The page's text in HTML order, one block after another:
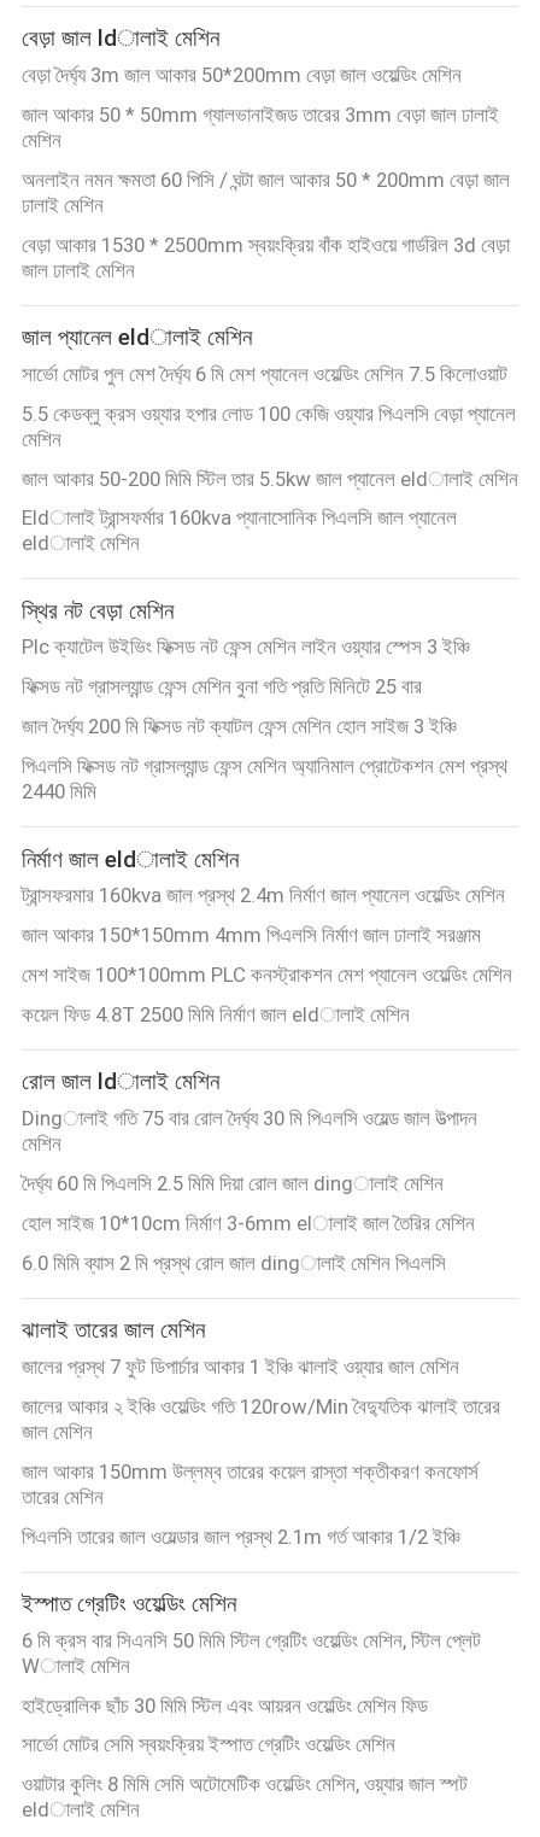
উদ্ধৃতির
জন্য
আবেদন
সাইট
PRIVACY
POLICY
বেড়া জাল ldালাই মেশিন
বেড়া দৈর্ঘ্য 3m জাল আকার 50*200mm বেড়া জাল ওয়েল্ডিং মেশিন
জাল আকার 50 * 50mm গ্যালভানাইজড তারের 3mm বেড়া জাল ঢালাই
মেশিন
অনলাইন নমন ক্ষমতা 60 পিসি / ঘন্টা জাল আকার 50 * 200mm বেড়া জাল
ঢালাই মেশিন
বেড়া আকার 1530 * 2500mm স্বয়ংক্রিয় বাঁক হাইওয়ে গার্ডরিল 3d বেড়া
জাল ঢালাই মেশিন
জাল প্যানেল eldালাই মেশিন
সার্ভো মোটর পুল মেশ দৈর্ঘ্য 6 মি মেশ প্যানেল ওয়েল্ডিং মেশিন 7.5 কিলোওয়াট
5.5 কেডব্লু ক্রস ওয়্যার হপার লোড 100 কেজি ওয়্যার পিএলসি বেড়া প্যানেল
মেশিন
জাল আকার 50-200 মিমি স্টিল তার 5.5kw জাল প্যানেল eldালাই মেশিন
Eldালাই ট্রান্সফর্মার 160kva প্যানাসোনিক পিএলসি জাল প্যানেল
eldালাই মেশিন
স্থির নট বেড়া মেশিন
Plc ক্যাটেল উইভিং ফিক্সড নট ফেন্স মেশিন লাইন ওয়্যার স্পেস 3 ইঞ্চি
ফিক্সড নট গ্রাসল্যান্ড ফেন্স মেশিন বুনা গতি প্রতি মিনিটে 25 বার
জাল দৈর্ঘ্য 200 মি ফিক্সড নট ক্যাটল ফেন্স মেশিন হোল সাইজ 3 ইঞ্চি
পিএলসি ফিক্সড নট গ্রাসল্যান্ড ফেন্স মেশিন অ্যানিমাল প্রোটেকশন মেশ প্রস্থ
2440 মিমি
নির্মাণ জাল eldালাই মেশিন
ট্রান্সফরমার 160kva জাল প্রস্থ 2.4m নির্মাণ জাল প্যানেল ওয়েল্ডিং মেশিন
জাল আকার 150*150mm 4mm পিএলসি নির্মাণ জাল ঢালাই সরঞ্জাম
মেশ সাইজ 100*100mm PLC কনস্ট্রাকশন মেশ প্যানেল ওয়েল্ডিং মেশিন
কয়েল ফিড 4.8T 2500 মিমি নির্মাণ জাল eldালাই মেশিন
রোল জাল ldালাই মেশিন
Dingালাই গতি 75 বার রোল দৈর্ঘ্য 30 মি পিএলসি ওয়েল্ড জাল উত্পাদন
মেশিন
দৈর্ঘ্য 60 মি পিএলসি 2.5 মিমি দিয়া রোল জাল dingালাই মেশিন
হোল সাইজ 10*10cm নির্মাণ 3-6mm elালাই জাল তৈরির মেশিন
6.0 মিমি ব্যাস 2 মি প্রস্থ রোল জাল dingালাই মেশিন পিএলসি
ঝালাই তারের জাল মেশিন
জালের প্রস্থ 7 ফুট ডিপার্চার আকার 1 ইঞ্চি ঝালাই ওয়্যার জাল মেশিন
জালের আকার ২ ইঞ্চি ওয়েল্ডিং গতি 120row/Min বৈদ্যুতিক ঝালাই তারের
জাল মেশিন
জাল আকার 150mm উল্লম্ব তারের কয়েল রাস্তা শক্তীকরণ কনফোর্স
তারের মেশিন
পিএলসি তারের জাল ওয়েল্ডার জাল প্রস্থ 2.1m গর্ত আকার 1/2 ইঞ্চি
ইস্পাত গ্রেটিং ওয়েল্ডিং মেশিন
6 মি ক্রস বার সিএনসি 50 মিমি স্টিল গ্রেটিং ওয়েল্ডিং মেশিন, স্টিল প্লেট
Wালাই মেশিন
হাইড্রোলিক ছাঁচ 30 মিমি স্টিল এবং আয়রন ওয়েল্ডিং মেশিন ফিড
সার্ভো মোটর সেমি স্বয়ংক্রিয় ইস্পাত গ্রেটিং ওয়েল্ডিং মেশিন
ওয়াটার কুলিং 8 মিমি সেমি অটোমেটিক ওয়েল্ডিং মেশিন, ওয়্যার জাল স্পট
eldালাই মেশিন